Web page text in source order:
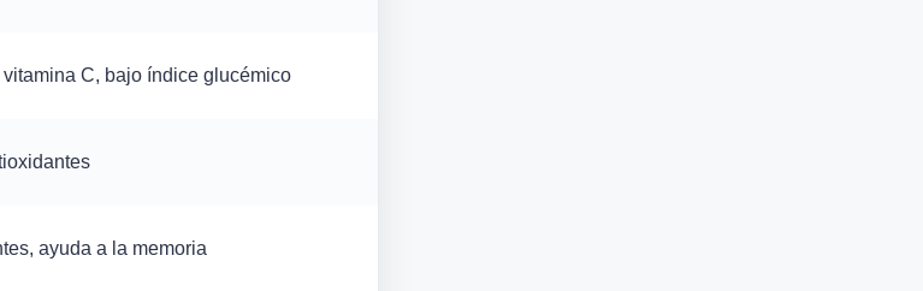
vitamina C, bajo índice glucémico
ayuda a la memoria